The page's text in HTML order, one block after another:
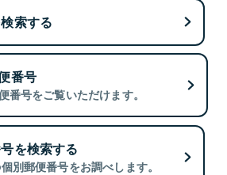
索する
番号
番号をご覧いただけます。
を検索する
別郵便番号をお調べします。